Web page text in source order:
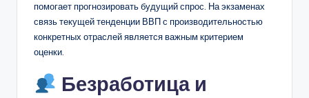
помогает прогнозировать будущий спрос. На экзаменах
связь текущей тенденции ВВП с производительностью
конкретных отраслей является важным критерием
оценки.
Безработица и